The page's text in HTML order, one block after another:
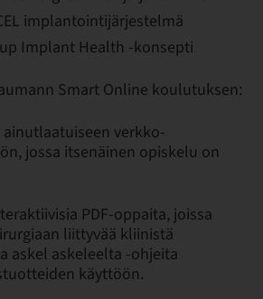
implantointijärjestelmä
Implant Health -konsepti
Smart Online koulutuksen:
verkko-
jossa itsenäinen opiskelu on
PDF-oppaita, joissa
liittyvää kliinistä
askel askeleelta -ohjeita
käyttöön.